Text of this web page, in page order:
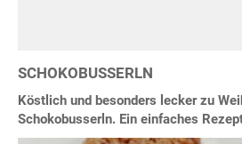
SCHOKOBUSSERLN
Köstlich und besonders lecker zu
Schokobusserln. Ein einfaches